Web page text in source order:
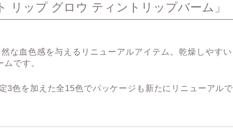
リップ グロウ ティントリップバーム」
な血色感を与えるリニューアルアイテム。乾燥しやすい
です。
3色を加えた全15色でパッケージも新たにリニューアルで